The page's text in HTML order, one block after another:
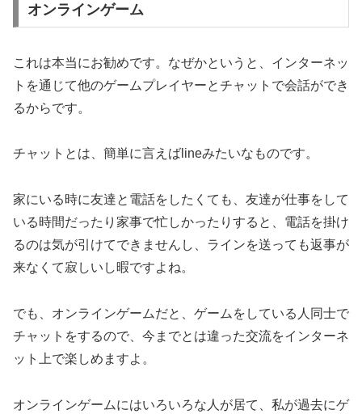
オンラインゲーム
これは本当にお勧めです。なぜかというと、インターネッ
トを通じて他のゲームプレイヤーとチャットで会話ができ
るからです。
チャットとは、簡単に言えばlineみたいなものです。
家にいる時に友達と電話をしたくても、友達が仕事をして
いる時間だったり家事で忙しかったりすると、電話を掛け
るのは気が引けてできませんし、ラインを送っても返事が
来なくて寂しいし暇ですよね。
でも、オンラインゲームだと、ゲームをしている人同士で
チャットをするので、今までとは違った交流をインターネ
ット上で楽しめますよ。
オンラインゲームにはいろいろな人が居て、私が過去にゲ